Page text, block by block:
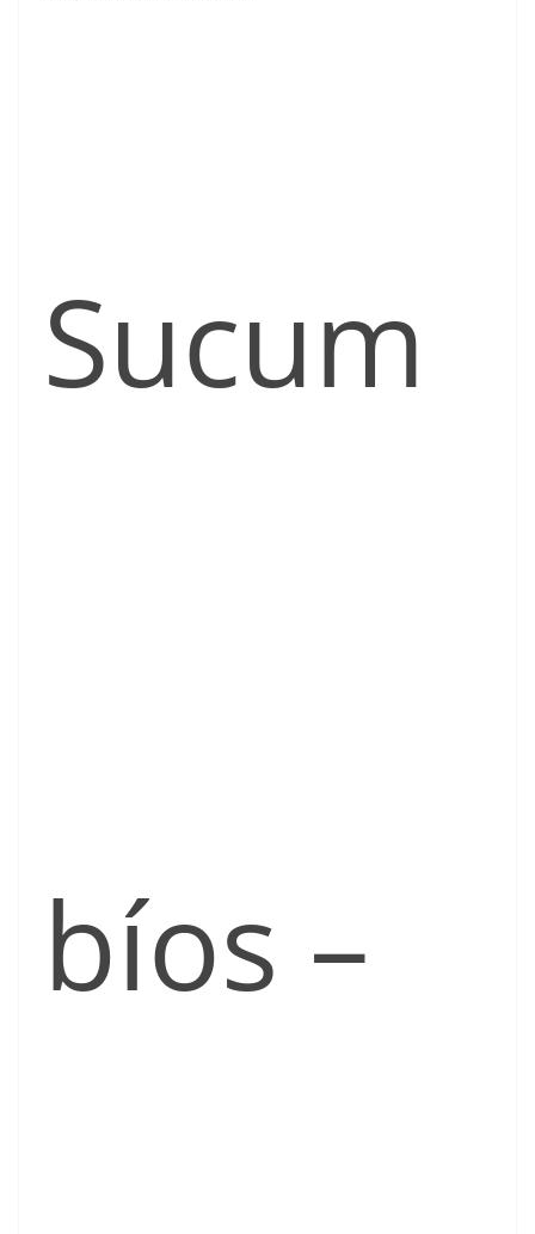
Sucum
bíos –